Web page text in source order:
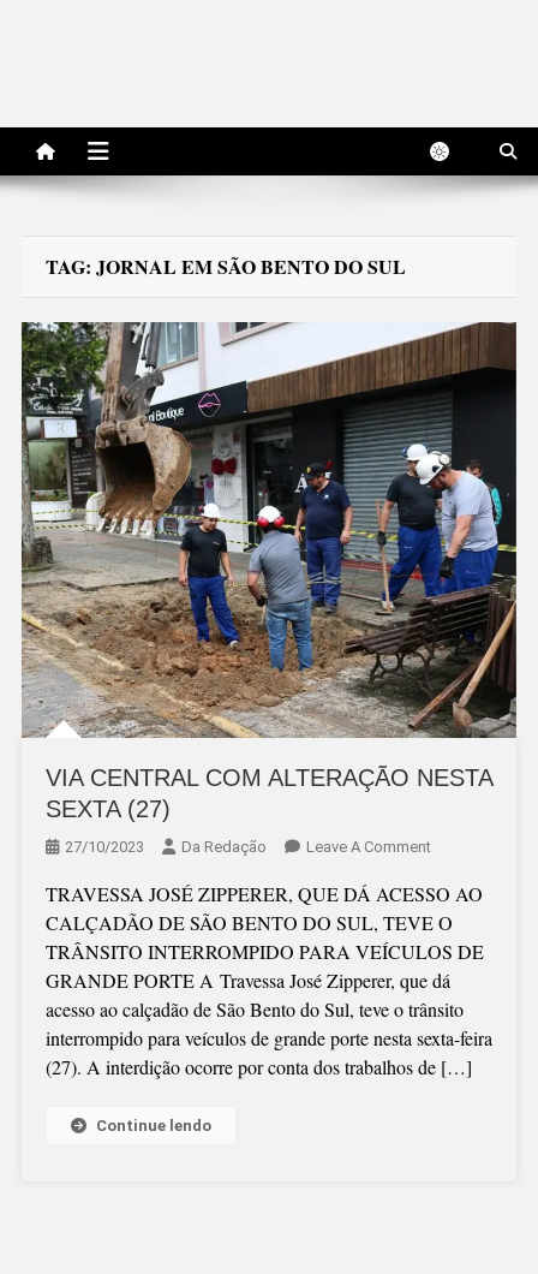
TAG: JORNAL EM SÃO BENTO DO SUL
VIA CENTRAL COM ALTERAÇÃO NESTA
SEXTA (27)
27/10/2023 Da Redação Leave A CommentOn
CENTRAL
COM
ALTERAÇÃO
NESTA
SEXTA
(27)
TRAVESSA JOSÉ ZIPPERER, QUE DÁ ACESSO AO
CALÇADÃO DE SÃO BENTO DO SUL, TEVE O
TRÂNSITO INTERROMPIDO PARA VEÍCULOS DE
GRANDE PORTE A Travessa José Zipperer, que dá
acesso ao calçadão de São Bento do Sul, teve o trânsito
interrompido para veículos de grande porte nesta sexta-feira
(27). A interdição ocorre por conta dos trabalhos de […]
Continue lendo